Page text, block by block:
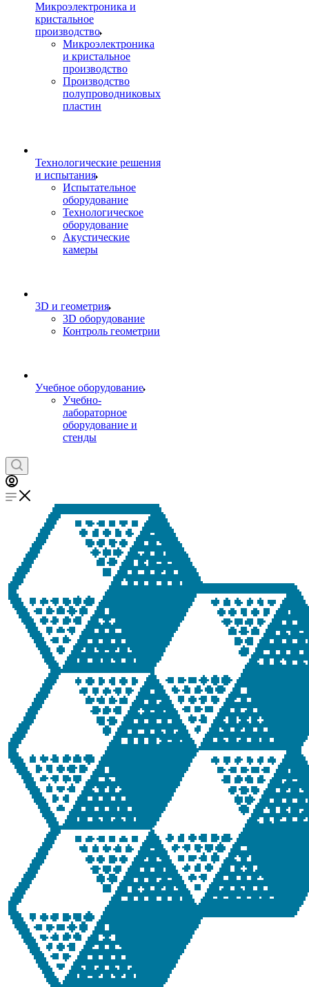
Микроэлектроника и
кристальное
производство
Микроэлектроника
и кристальное
производство
Производство
полупроводниковых
пластин
Технологические решения
и испытания
Испытательное
оборудование
Технологическое
оборудование
Акустические
камеры
3D и геометрия
3D оборудование
Контроль геометрии
Учебное оборудование
Учебно-
лабораторное
оборудование и
стенды